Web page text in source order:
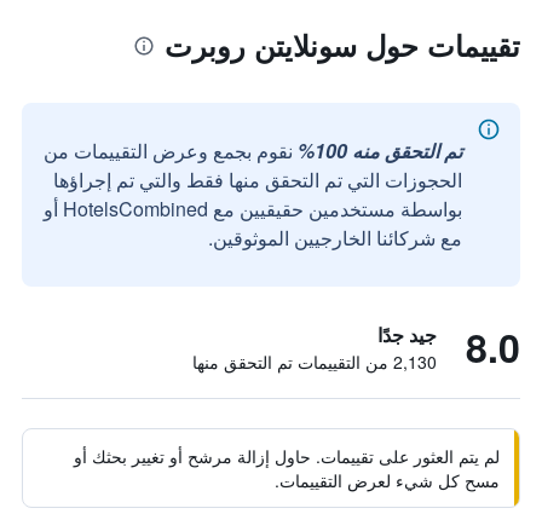
تقييمات حول سونلايتن روبرت
تم التحقق منه 100%
نقوم بجمع وعرض التقييمات من
الحجوزات التي تم التحقق منها فقط والتي تم إجراؤها
بواسطة مستخدمين حقيقيين مع HotelsCombined أو
مع شركائنا الخارجيين الموثوقين.
8.0 جيد جدًا
2,130 من التقييمات تم التحقق منها
لم يتم العثور على تقييمات. حاول إزالة مرشح أو تغيير بحثك أو
مسح كل شيء لعرض التقييمات.